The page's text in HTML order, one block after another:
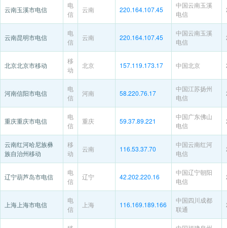
云南玉溪市电信
电
信
云南 220.164.107.45
中国云南玉溪
电信
云南昆明市电信
电
信
云南 220.164.107.45
中国云南玉溪
电信
北京北京市移动
移
动
北京 157.119.173.17 中国北京
河南信阳市电信
电
信
河南 58.220.76.17
中国江苏扬州
电信
重庆重庆市电信
电
信
重庆 59.37.89.221
中国广东佛山
电信
云南红河哈尼族彝
族自治州移动
移
动
云南 116.53.37.70
中国云南红河
电信
辽宁葫芦岛市电信
电
信
辽宁 42.202.220.16
中国辽宁朝阳
电信
上海上海市电信
电
信
上海 116.169.189.166
中国四川成都
联通